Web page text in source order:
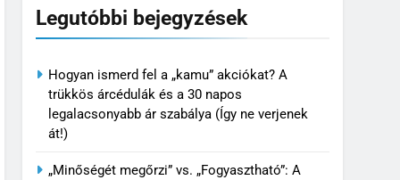
Legutóbbi bejegyzések
Hogyan ismerd fel a „kamu” akciókat? A
trükkös árcédulák és a 30 napos
legalacsonyabb ár szabálya (Így ne verjenek
át!)
„Minőségét megőrzi” vs. „Fogyasztható”: A